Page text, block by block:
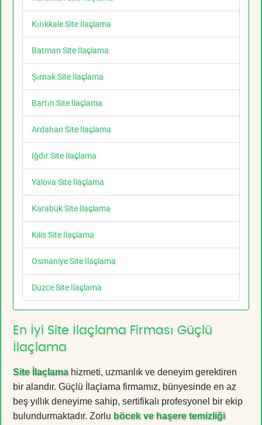
Kırıkkale Site İlaçlama
Batman Site İlaçlama
Şırnak Site İlaçlama
Bartın Site İlaçlama
Ardahan Site İlaçlama
Iğdır Site İlaçlama
Yalova Site İlaçlama
Karabük Site İlaçlama
Kilis Site İlaçlama
Osmaniye Site İlaçlama
Düzce Site İlaçlama
En İyi Site İlaçlama Firması Güçlü
İlaçlama
Site İlaçlamahizmeti, uzmanlık ve deneyim gerektiren
bir alandır. Güçlü İlaçlama firmamız, bünyesinde en az
beş yıllık deneyime sahip, sertifikalı profesyonel bir ekip
bulundurmaktadır. Zorlu böcek ve haşere temizliği